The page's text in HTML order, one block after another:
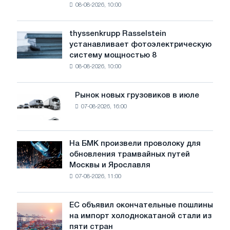
предупреждает:
воды
угрожает
08-08-2026, 10:00
thyssenkrupp
Rasselstein
устанавливает
фотоэлектрическую
целей
обезуглероживания
thyssenkrupp Rasselstein
устанавливает фотоэлектрическую
систему мощностью 8
08-08-2026, 10:00
Рынок
новых
грузовиков
в
июле
Рынок новых грузовиков в июле
07-08-2026, 16:00
На
БМК
произвели
трамвайных
путей
На БМК произвели проволоку для
обновления трамвайных путей
Москвы и Ярославля
07-08-2026, 11:00
объявил
ЕС объявил окончательные пошлины
на импорт холоднокатаной стали из
пяти стран